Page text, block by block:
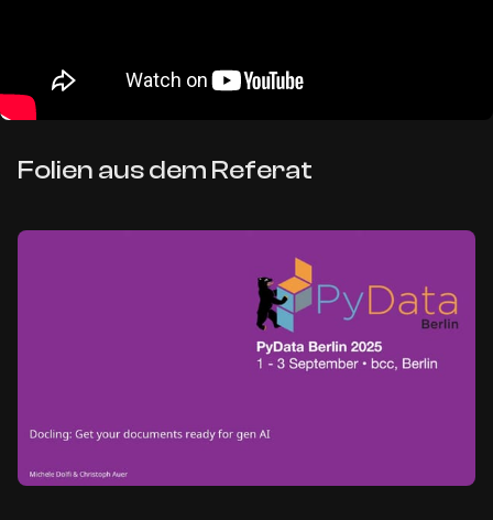
Folien aus dem Referat